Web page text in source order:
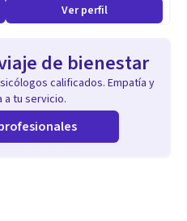
Ver perfil
de bienestar
calificados. Empatía y
a tu servicio.